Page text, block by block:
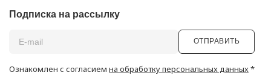
Подписка на рассылку
ОТПРАВИТЬ
Ознакомлен с согласием на обработку персональных данных*